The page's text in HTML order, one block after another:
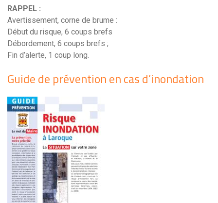
RAPPEL :
Avertissement, corne de brume :
Début du risque, 6 coups brefs
Débordement, 6 coups brefs ;
Fin d’alerte, 1 coup long.
Guide de prévention en cas d’inondation